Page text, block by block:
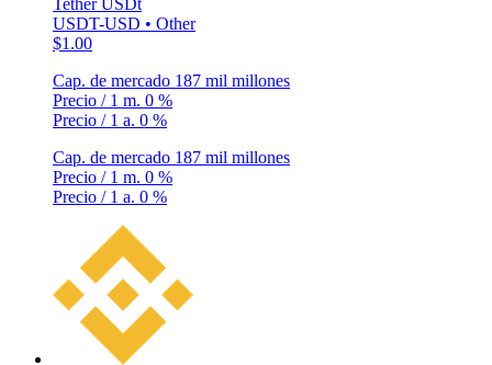
Tether USDt
USDT-USD • Other
$1.00
Cap. de mercado 187 mil millones
Precio / 1 m. 0 %
Precio / 1 a. 0 %
Cap. de mercado 187 mil millones
Precio / 1 m. 0 %
Precio / 1 a. 0 %